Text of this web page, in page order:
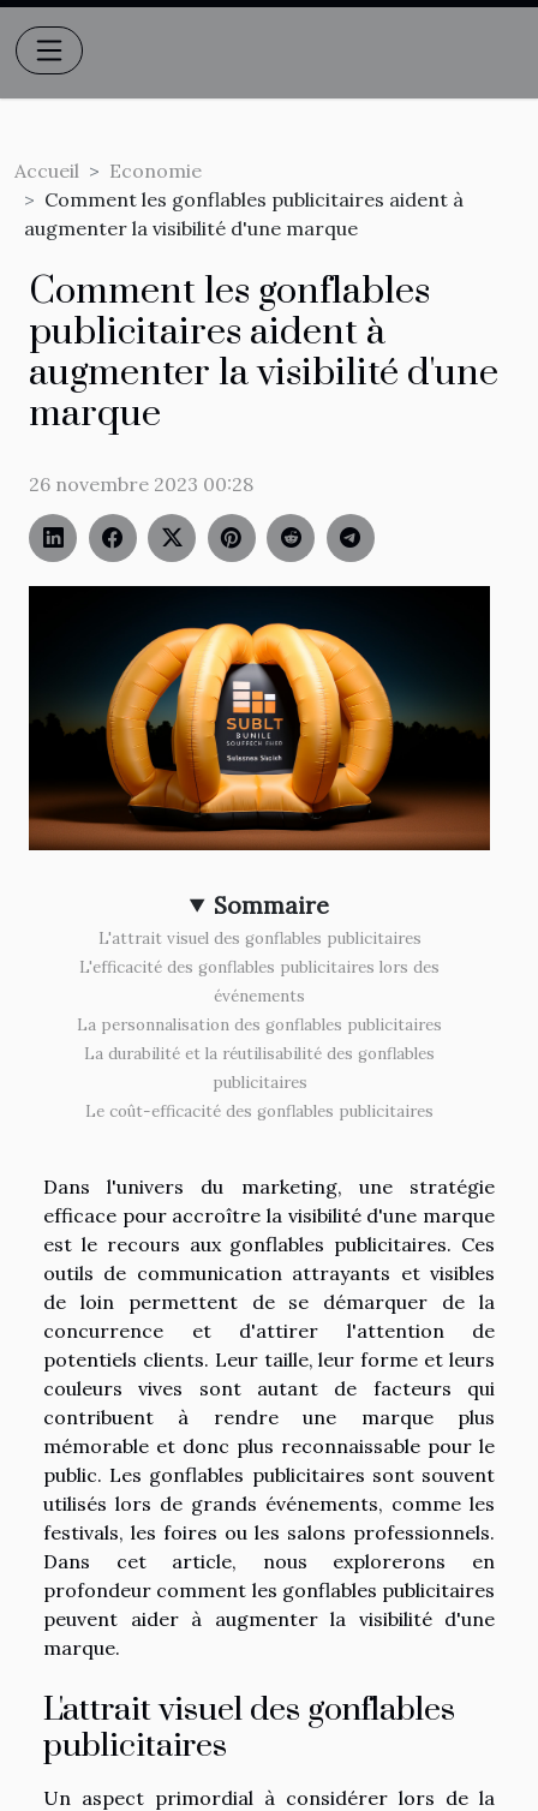
Accueil
Economie
Comment les gonflables publicitaires aident à
augmenter la visibilité d'une marque
Comment les gonflables
publicitaires aident à
augmenter la visibilité d'une
marque
26 novembre 2023 00:28
Sommaire
L'attrait visuel des gonflables publicitaires
L'efficacité des gonflables publicitaires lors des
événements
La personnalisation des gonflables publicitaires
La durabilité et la réutilisabilité des gonflables
publicitaires
Le coût-efficacité des gonflables publicitaires
Dans l'univers du marketing, une stratégie
efficace pour accroître la visibilité d'une marque
est le recours aux gonflables publicitaires. Ces
outils de communication attrayants et visibles
de loin permettent de se démarquer de la
concurrence et d'attirer l'attention de
potentiels clients. Leur taille, leur forme et leurs
couleurs vives sont autant de facteurs qui
contribuent à rendre une marque plus
mémorable et donc plus reconnaissable pour le
public. Les gonflables publicitaires sont souvent
utilisés lors de grands événements, comme les
festivals, les foires ou les salons professionnels.
Dans cet article, nous explorerons en
profondeur comment les gonflables publicitaires
peuvent aider à augmenter la visibilité d'une
marque.
L'attrait visuel des gonflables
publicitaires
Un aspect primordial à considérer lors de la